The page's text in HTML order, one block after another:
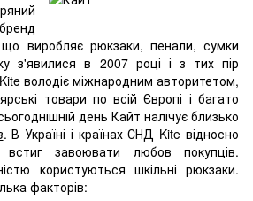
що виробляє рюкзаки, пенали, сумки
з'явилися в 2007 році і з тих пір
володіє міжнародним авторитетом,
товари по всій Європі і багато
день Кайт налічує близько
. В Україні і країнах СНД Kite відносно
завоювати любов покупців.
користуються шкільні рюкзаки.
факторів: